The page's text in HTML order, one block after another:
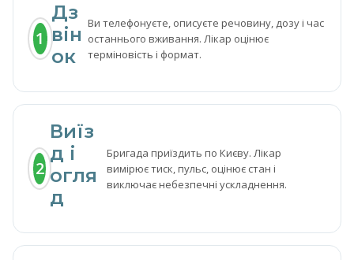
1
Дз
він
ок
Ви телефонуєте, описуєте речовину, дозу і час
останнього вживання. Лікар оцінює
терміновість і формат.
2
Виїз
д і
огля
д
Бригада приїздить по Києву. Лікар
вимірює тиск, пульс, оцінює стан і
виключає небезпечні ускладнення.